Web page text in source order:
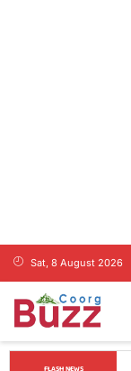
Sat, 8 August 2026